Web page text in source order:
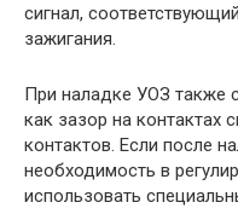
сигнал,
зажигания.
При наладке УОЗ также
как зазор на контактах
контактов. Если после
необходимость в
использовать